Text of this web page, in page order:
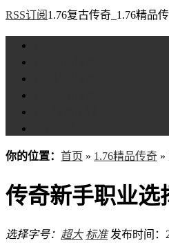
RSS订阅 1.76复古传奇_1.76精品
你的位置： 首页 » 1.76精品传奇 »
传奇新手职业选
选择字号： 超大 标准 发布时间：